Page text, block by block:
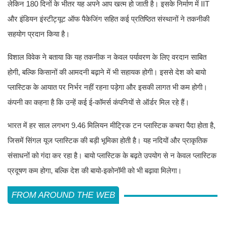
लेकिन 180 दिनों के भीतर यह अपने आप खत्म हो जाती है। इसके निर्माण में IIT
और इंडियन इंस्टीट्यूट ऑफ पैकेजिंग सहित कई प्रतिष्ठित संस्थानों ने तकनीकी
सहयोग प्रदान किया है।
विशाल विवेक ने बताया कि यह तकनीक न केवल पर्यावरण के लिए वरदान साबित
होगी, बल्कि किसानों की आमदनी बढ़ाने में भी सहायक होगी। इससे देश को बायो
प्लास्टिक के आयात पर निर्भर नहीं रहना पड़ेगा और इसकी लागत भी कम होगी।
कंपनी का कहना है कि उन्हें कई ई-कॉमर्स कंपनियों से ऑर्डर मिल रहे हैं।
भारत में हर साल लगभग 9.46 मिलियन मीट्रिक टन प्लास्टिक कचरा पैदा होता है,
जिसमें सिंगल यूज प्लास्टिक की बड़ी भूमिका होती है। यह नदियों और प्राकृतिक
संसाधनों को गंदा कर रहा है। बायो प्लास्टिक के बढ़ते उपयोग से न केवल प्लास्टिक
प्रदूषण कम होगा, बल्कि देश की बायो-इकोनॉमी को भी बढ़ावा मिलेगा।
FROM AROUND THE WEB